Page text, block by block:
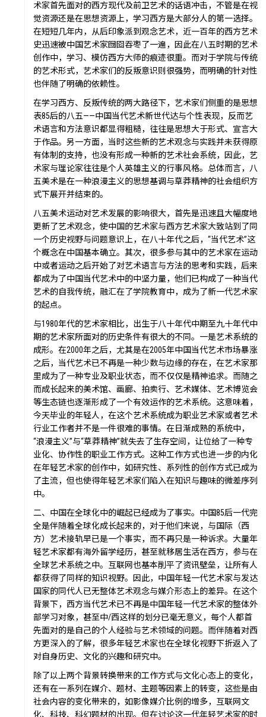
述
值
来
望
置
术家首先面对的西方现代及前卫艺术的话语冲击，不管是在视
觉资源还是在思想资源上，学习西方是大部分人的第一选择。
在短短几年内，从后印象派到观念艺术，近一百年的西方艺术
史迅速被中国艺术家囫囵吞枣了一遍，因此在八五时期的艺术
创作中，学习、模仿西方大师的痕迹很重。而对于学院与传统
的艺术形式，艺术家们的反叛意识则很强势，而明确的针对性
也伴随了明确的依赖性。
在学习西方、反叛传统的两大路径下，艺术家们侧重的是思想
表85后的八五——中国当代艺术新世代达与个性表现，反而艺
术语言和方法意识都显得粗糙，往往是思想大于形式、宣言大
于作品。另一方面，当时这些新的艺术观念与实践并未获得原
有体制的支持，也没有形成一种新的艺术社会系统，因此，艺
术家与理论家往往是个人英雄主义的行事风格。总体而言，八
五美术是在一种浪漫主义的思想基调与草莽精神的社会组织方
式下展开并结束的。
八五美术运动对艺术发展的影响很大，首先是迅速且大幅度地
更新了艺术观念，使中国的艺术家与西方艺术家大致站到了同
一个历史视野与问题意识上，在八十年代之后，“当代艺术”这
个概念在中国基本确立。其次，很多参与其中的艺术家在运动
中或者运动之后开始了对艺术语言与方法的思考和实践，后来
都成为了中国当代艺术中的中坚力量，他们已构成了一种当代
艺术的自我传统，融汇在了学院教育中，成为了新一代艺术家
的起点。
与1980年代的艺术家相比，出生于八十年代中期至九十年代中
期的艺术家所面对的历史条件有很大的不同。一是艺术系统的
成形。在2000年之后，尤其是在2005年中国当代艺术市场暴涨
之后，当代艺术已不再是一种少数与边缘的存在，在艺术家那
里成为了一种专业及职业状态，而不仅仅是精神追求。而随之
而成长起来的美术馆、画廊、拍卖行、艺术媒体、艺术博览会
等生态链也逐渐形成了一个有效运作的艺术系统。这意味着，
今天毕业的年轻人，在这个艺术系统成为职业艺术家或者艺术
行业工作者并不是一件很难的事情。在日渐成熟的系统中，
“浪漫主义”与“草莽精神”就失去了生存空间，让位给了一种专
业化、协作性的职业工作方式。这种工作方式也进一步的内化
在年轻艺术家的创作中，如研究性、系列性的创作方式已成为
了主流，但也使得年轻艺术家们陷入在知识与趣味的微差序列
中。
二、中国在全球化中的崛起已经成为了事实。中国85后一代完
全是伴随着全球化成长起来的，对于他们来说，与国际（西
方）艺术接轨早已是一个事实，而不再只是一种诉求。大量年
轻艺术家都有海外留学经历，甚至就移居生活在西方，参与在
全球艺术系统之中。互联网也基本削平了资讯壁垒，让所有人
都获得了同样的知识视野。因此，中国年轻一代艺术家与发达
国家的同代人已无整体艺术观念与媒介形态上的差异。在这个
背景下，西方当代艺术已不再是中国年轻一代艺术家的整体外
部学习对象，甚至中/西这样的划分已毫无意义，每个人都首
先面对的是自己的个人经验与艺术领域的问题。而伴随着对西
方更深入的了解，很多年轻艺术家也在全球化视野下折返入了
对自身历史、文化的兴趣和研究中。
除了以上两个背景转换带来的工作方式与文化心态上的变化，
还有在一系列在媒介、题材、主题等因素上的转变，这些是由
社会内容的变化带来的，如影像媒介比例的增多，互联网文
化、科技、科幻题材的出现。但在讨论这一代年轻艺术家的时